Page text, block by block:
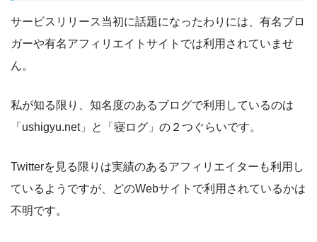
サービスリリース当初に話題になったわりには、有名ブロ
ガーや有名アフィリエイトサイトでは利用されていませ
ん。
私が知る限り、知名度のあるブログで利用しているのは
「ushigyu.net」と「寝ログ」の２つぐらいです。
Twitterを見る限りは実績のあるアフィリエイターも利用し
ているようですが、どのWebサイトで利用されているかは
不明です。